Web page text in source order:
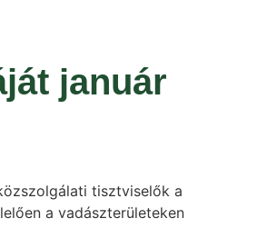
január
tisztviselők a
a vadászterületeken